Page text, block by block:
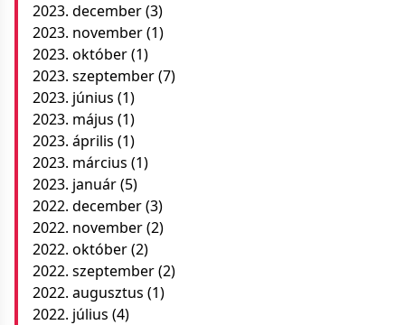
2023. december(3)
2023. november(1)
2023. október(1)
2023. szeptember(7)
2023. június (1)
2023. május (1)
2023. április (1)
2023. március (1)
2023. január(5)
2022. december(3)
2022. november(2)
2022. október(2)
2022. szeptember(2)
2022. augusztus (1)
2022. július (4)